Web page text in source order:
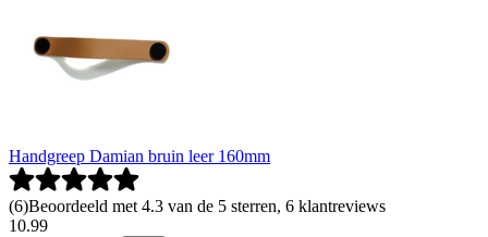
Handgreep Damian bruin leer 160mm
(6)Beoordeeld met 4.3 van de 5 sterren, 6 klantreviews
10.99